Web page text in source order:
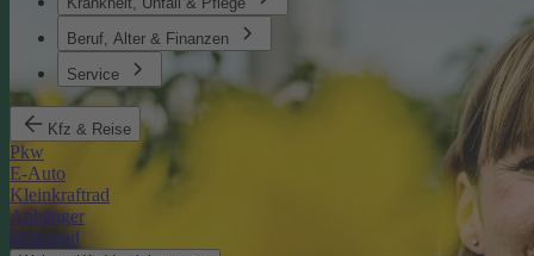
Beruf, Alter & Finanzen
Service
Kfz & Reise
Pkw
E-Auto
Kleinkraftrad
Anhänger
Motorrad